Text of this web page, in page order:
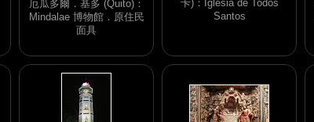
厄瓜多爾．基多 (Quito)：
Mindalae 博物館．原住民
面具
卡)：Iglesia de Todos
Santos